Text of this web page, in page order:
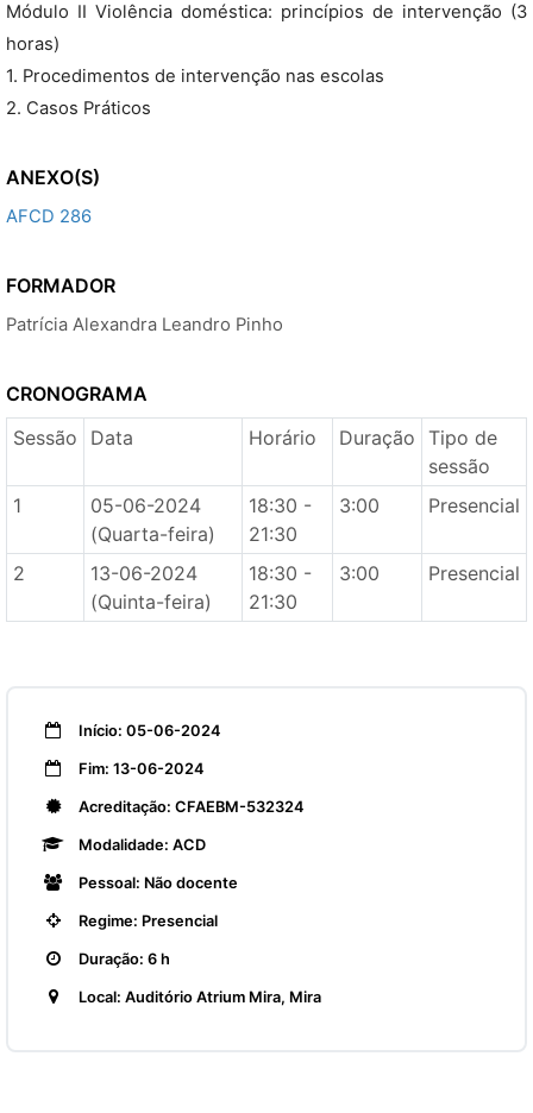
Módulo II Violência doméstica: princípios de intervenção (3
horas)
1. Procedimentos de intervenção nas escolas
2. Casos Práticos
ANEXO(S)
AFCD 286
FORMADOR
Patrícia Alexandra Leandro Pinho
CRONOGRAMA
Sessão
Data Horário Duração Tipo de
sessão
1
05-06-2024
(Quarta-feira)
18:30 -
21:30
3:00 Presencial
2
13-06-2024
(Quinta-feira)
18:30 -
21:30
3:00 Presencial
Início: 05-06-2024
Fim: 13-06-2024
Acreditação: CFAEBM-532324
Modalidade: ACD
Pessoal: Não docente
Regime: Presencial
Duração: 6 h
Local: Auditório Atrium Mira, Mira